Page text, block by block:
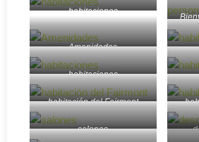
habitaciones
Amenidades
habitaciones
habitación del Fairmont
salones